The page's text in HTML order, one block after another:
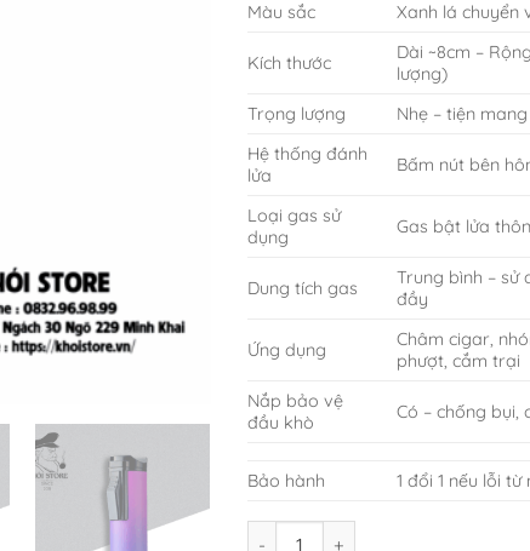
Màu sắc Xanh lá chuyển
Kích thước
Dài ~8cm –
lượng)
Trọng lượng
Nhẹ – tiện
Hệ thống đánh
lửa
Bấm nút bên
Loại gas sử
dụng
Gas bật lửa
Dung tích gas
Trung bình – sử
đầy
Ứng dụng
Châm cigar,
phượt, cắm trại
Nắp bảo vệ
đầu khò
Có – chống bụi,
Bảo hành 1 đổi 1 nếu lỗi
Bật lửa khò Lotus - BKL 24 số lượng